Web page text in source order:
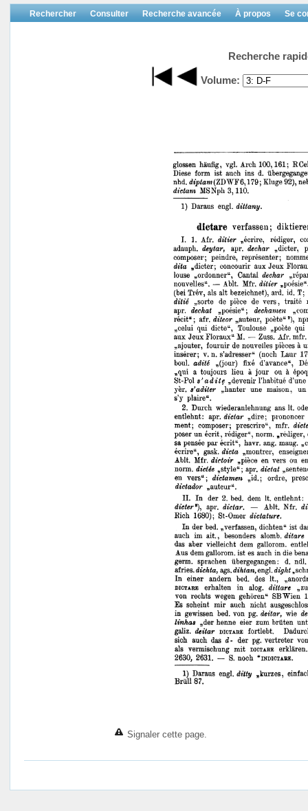
Rechercher Consulter Recherche avancée À propos Se
Recherche
Volume:
Signaler cette page.